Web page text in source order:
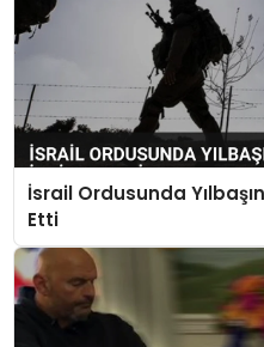
İsrail Ordusunda
Etti